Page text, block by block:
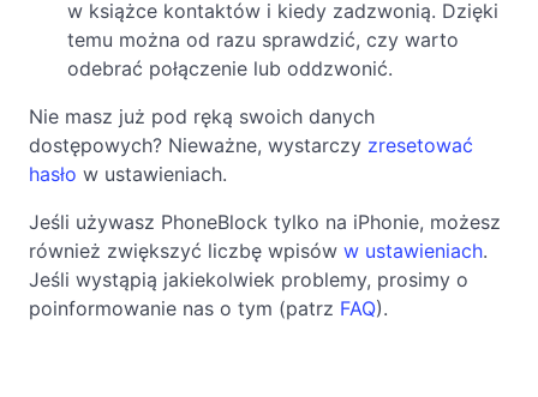
w książce kontaktów i kiedy zadzwonią. Dzięki
temu można od razu sprawdzić, czy warto
odebrać połączenie lub oddzwonić.
Nie masz już pod ręką swoich danych
dostępowych? Nieważne, wystarczy zresetować
hasło w ustawieniach.
Jeśli używasz PhoneBlock tylko na iPhonie, możesz
również zwiększyć liczbę wpisów w ustawieniach.
Jeśli wystąpią jakiekolwiek problemy, prosimy o
poinformowanie nas o tym (patrz FAQ).